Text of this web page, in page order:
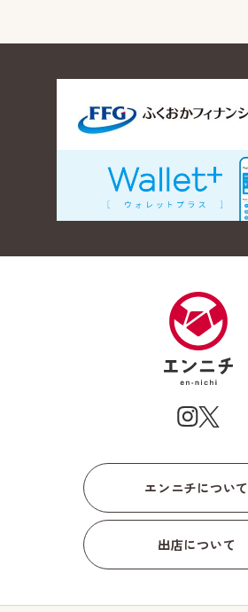
エンニチについて
出店について